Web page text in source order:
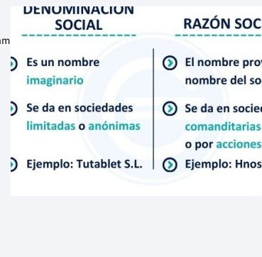
conocidos como TRADE, son aquellos